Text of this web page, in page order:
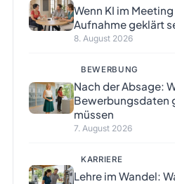
Wenn KI im
Aufnahme geklärt
8. August 2026
BEWERBUNG
Nach der Absage:
Bewerbungsdaten
müssen
7. August 2026
KARRIERE
Lehre im Wandel: